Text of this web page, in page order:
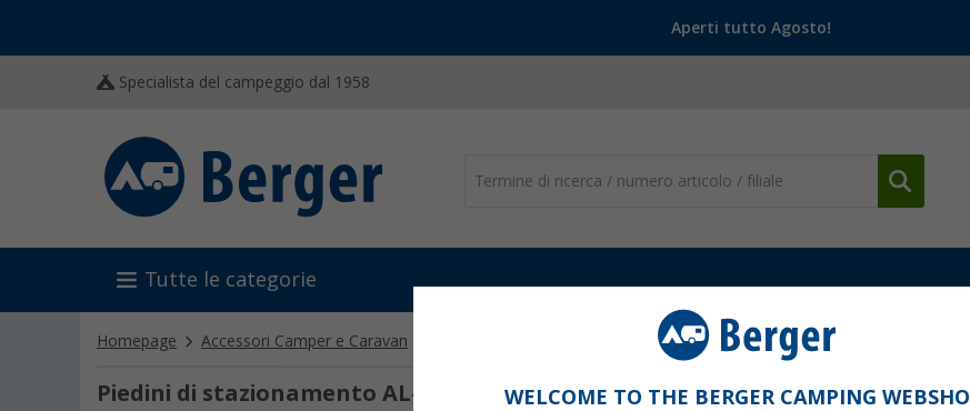
Aperti tutto Agosto!
Specialista del campeggio dal 1958
Tutte le categorie
Homepage Accessori Camper e Caravan Tecnica per Caravan e Rimorchi Piedini di Stazionamento e Piastre
Piedini di stazionamento AL-KO ClickFix meccanici 310 - 424 mm
WELCOME TO THE BERGER CAMPING